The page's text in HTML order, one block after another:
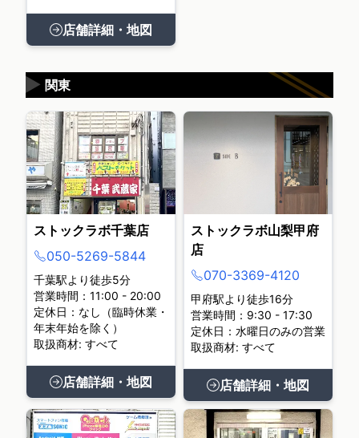
店舗詳細・地図
関東
▶
ストックラボ千葉店
050-5269-5844
千葉駅より徒歩5分
営業時間：11:00 - 20:00
定休日：なし（臨時休業・
年末年始を除く）
取扱商材: すべて
店舗詳細・地図
ストックラボ山梨甲府
店
070-3369-4120
甲府駅より徒歩16分
営業時間：9:30 - 17:30
定休日：水曜日のみの営業
取扱商材: すべて
店舗詳細・地図